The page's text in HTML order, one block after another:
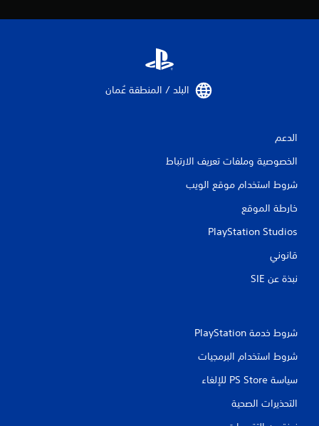
البلد / المنطقة عُمان‏
الدعم
الخصوصية وملفات تعريف الارتباط
شروط استخدام موقع الويب
خارطة الموقع
PlayStation Studios
قانوني
نبذة عن SIE‏
شروط خدمة PlayStation‏
شروط استخدام البرمجيات
سياسة PS Store للإلغاء
التحذيرات الصحية